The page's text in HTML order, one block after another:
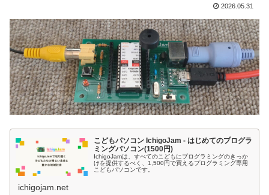
2026.05.31
こどもパソコン IchigoJam - はじめてのプログラ
ミングパソコン(1500円)
IchigoJamは、すべてのこどもにプログラミングのきっか
けを提供するべく、1,500円で買えるプログラミング専用
こどもパソコンです。
ichigojam.net